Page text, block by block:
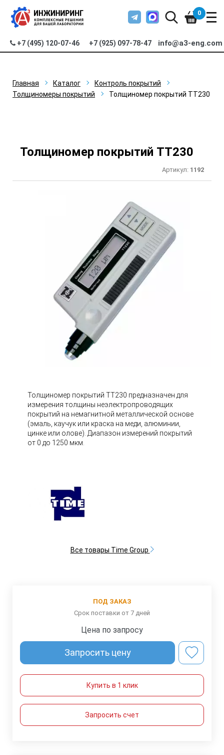
+7 (495) 120-07-46 +7 (925) 097-78-47 info@a3-eng.com
0
Главная Каталог
Контроль покрытий
Толщиномеры покрытий
Толщиномер покрытий TT230
Толщиномер покрытий TT230
Артикул: 1192
Толщиномер покрытий TT230 предназначен для
измерения толщины неэлектропроводящих
покрытий на немагнитной металлической основе
(эмаль, каучук или краска на меди, алюминии,
цинке или олове). Диапазон измерений покрытий
от 0 до 1250 мкм.
Все товары Time Group
ПОД ЗАКАЗ
Срок поставки от 7 дней
Цена по запросу
Запросить цену
Купить в 1 клик
Запросить счет